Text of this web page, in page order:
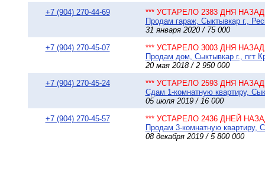
+7 (904) 270-44-69
*** УСТАРЕЛО 2383 ДНЯ НАЗАД
Продам гараж, Сыктывкар г.,
31 января 2020 / 75 000
+7 (904) 270-45-07
*** УСТАРЕЛО 3003 ДНЯ НАЗАД
Продам дом, Сыктывкар г., пгт
20 мая 2018 / 2 950 000
+7 (904) 270-45-24
*** УСТАРЕЛО 2593 ДНЯ НАЗАД
Сдам 1-комнатную квартиру,
05 июля 2019 / 16 000
+7 (904) 270-45-57
*** УСТАРЕЛО 2436 ДНЕЙ
Продам 3-комнатную квартиру,
08 декабря 2019 / 5 800 000